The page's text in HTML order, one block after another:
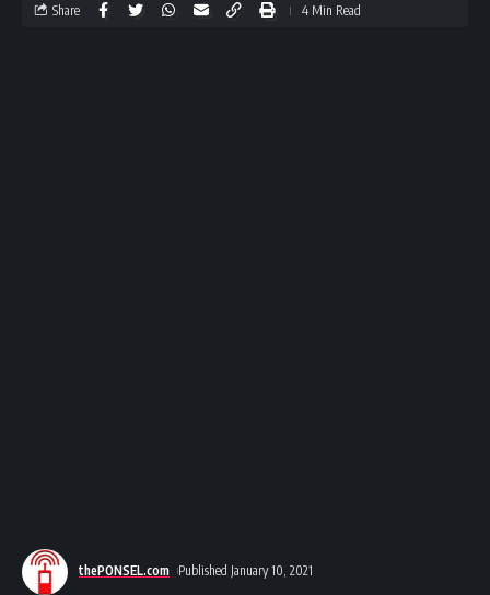
thePONSEL.com Published January 10, 2021
Share 4 Min Read